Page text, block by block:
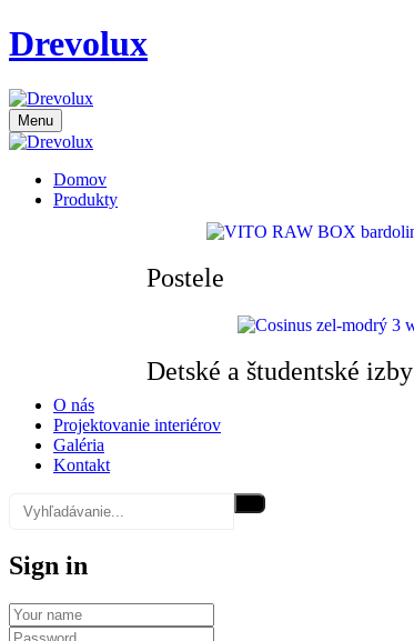
Drevolux
Menu
Domov
Produkty
Postele
Detské a študentské izby
O nás
Projektovanie interiérov
Galéria
Kontakt
Sign in